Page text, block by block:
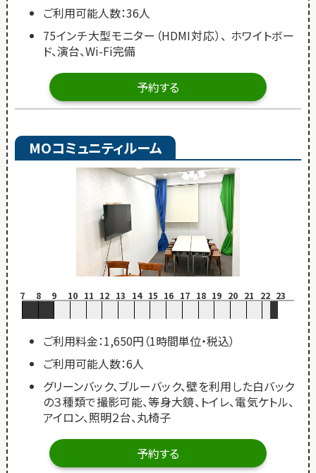
ご利用可能人数：36人
75インチ大型モニター（HDMI対応）、 ホワイトボー
ド、演台、Wi-Fi完備
予約する
MOコミュニティルーム
7 8 9 10 11 12 13 14 15 16 17 18 19 20 21 22 23
ご利用料金：1,650円（1時間単位・税込）
ご利用可能人数：6人
グリーンバック、ブルーバック、壁を利用した白バック
の３種類で撮影可能、等身大鏡、トイレ、電気ケトル、
アイロン、照明２台、丸椅子
予約する